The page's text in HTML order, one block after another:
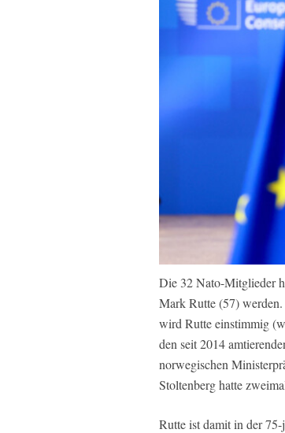
Die 32 Nato-Mitglieder
Mark Rutte (57)
wird Rutte einstimmig
den seit 2014
norwegischen
Stoltenberg hatte
Rutte ist damit in der